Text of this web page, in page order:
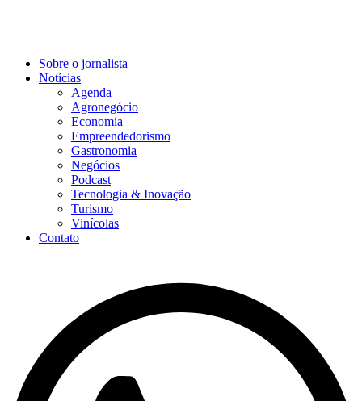
Sobre o jornalista
Notícias
Agenda
Agronegócio
Economia
Empreendedorismo
Gastronomia
Negócios
Podcast
Tecnologia & Inovação
Turismo
Vinícolas
Contato